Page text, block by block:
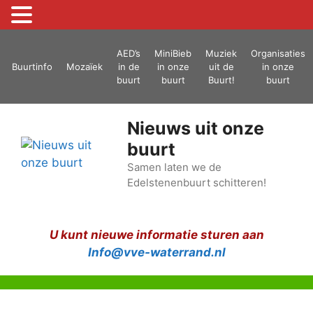
deBuurtinfo Mozaïek
AED’s
in de
buurt
MiniBieb
in onze
buurt
Muziek
uit de
Buurt!
Organisaties
in onze
buurt
Nieuws uit onze
buurt
Samen laten we de
Edelstenenbuurt schitteren!
U kunt nieuwe informatie sturen aan
Info@vve-waterrand.nl